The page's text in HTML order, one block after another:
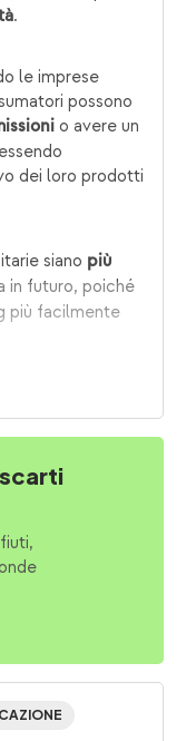
.
le imprese
possono
o avere un
dei loro prodotti
siano più
in futuro, poiché
più facilmente